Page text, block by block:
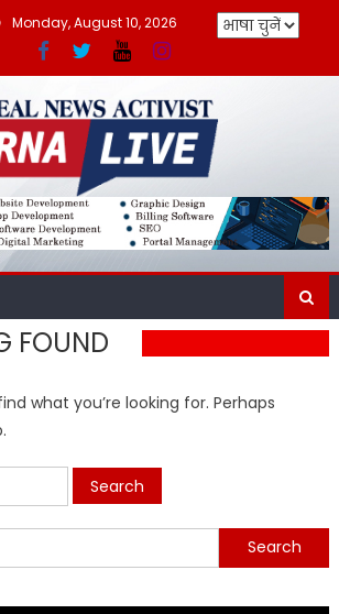
Monday, August 10, 2026
FOUND
what you’re looking for. Perhaps